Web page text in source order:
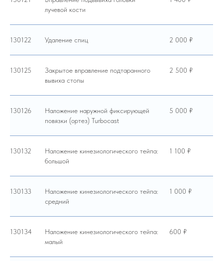
лучевой кости
130122 Удаление спиц 2 000 ₽
130125
Закрытое вправление подтаранного
вывиха стопы
2 500 ₽
130126
Наложение наружной фиксирующей
повязки (ортез) Turbocast
5 000 ₽
130132
Наложение кинезиологического тейпа:
большой
1 100 ₽
130133
Наложение кинезиологического тейпа:
средний
1 000 ₽
130134
Наложение кинезиологического тейпа:
малый
600 ₽